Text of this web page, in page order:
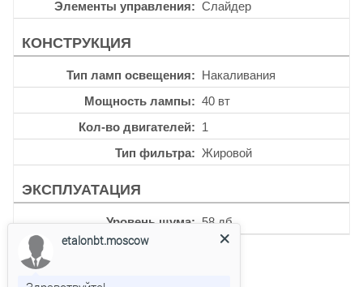
Элементы управления
Слайдер
КОНСТРУКЦИЯ
Тип ламп освещения
Накаливания
Мощность лампы
40 вт
Кол-во двигателей
1
Тип фильтра
Жировой
ЭКСПЛУАТАЦИЯ
Уровень шума 58 дб
etalonbt.moscow